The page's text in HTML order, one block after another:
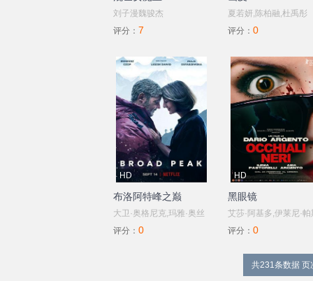
刘子漫魏骏杰
评分： 7
夏若妍,陈柏融,杜禹彤
评分： 0
HD
布洛阿特峰之巅
大卫·奥格尼克,玛雅·奥丝
塔泽斯卡,卢卡斯·辛拉特,
评分： 0
HD
黑眼镜
艾莎·阿基多,伊莱尼·帕
托雷
葆拉·桑
评分： 0
共231条数据 页